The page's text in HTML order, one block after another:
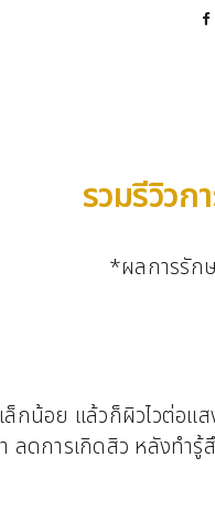
รวมรีวิว
*ผลการรัก
กน้อย แล้วก็ผิวไวต่อ
ดการเกิดสิว หลังทำ